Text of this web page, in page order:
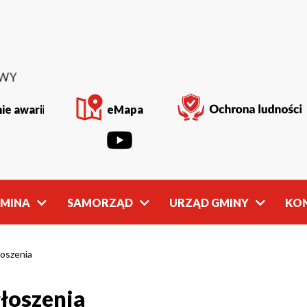
awarii eMapa
SAMORZĄD
Młodzieżowa
Rada Gminy
URZĄD GMINY